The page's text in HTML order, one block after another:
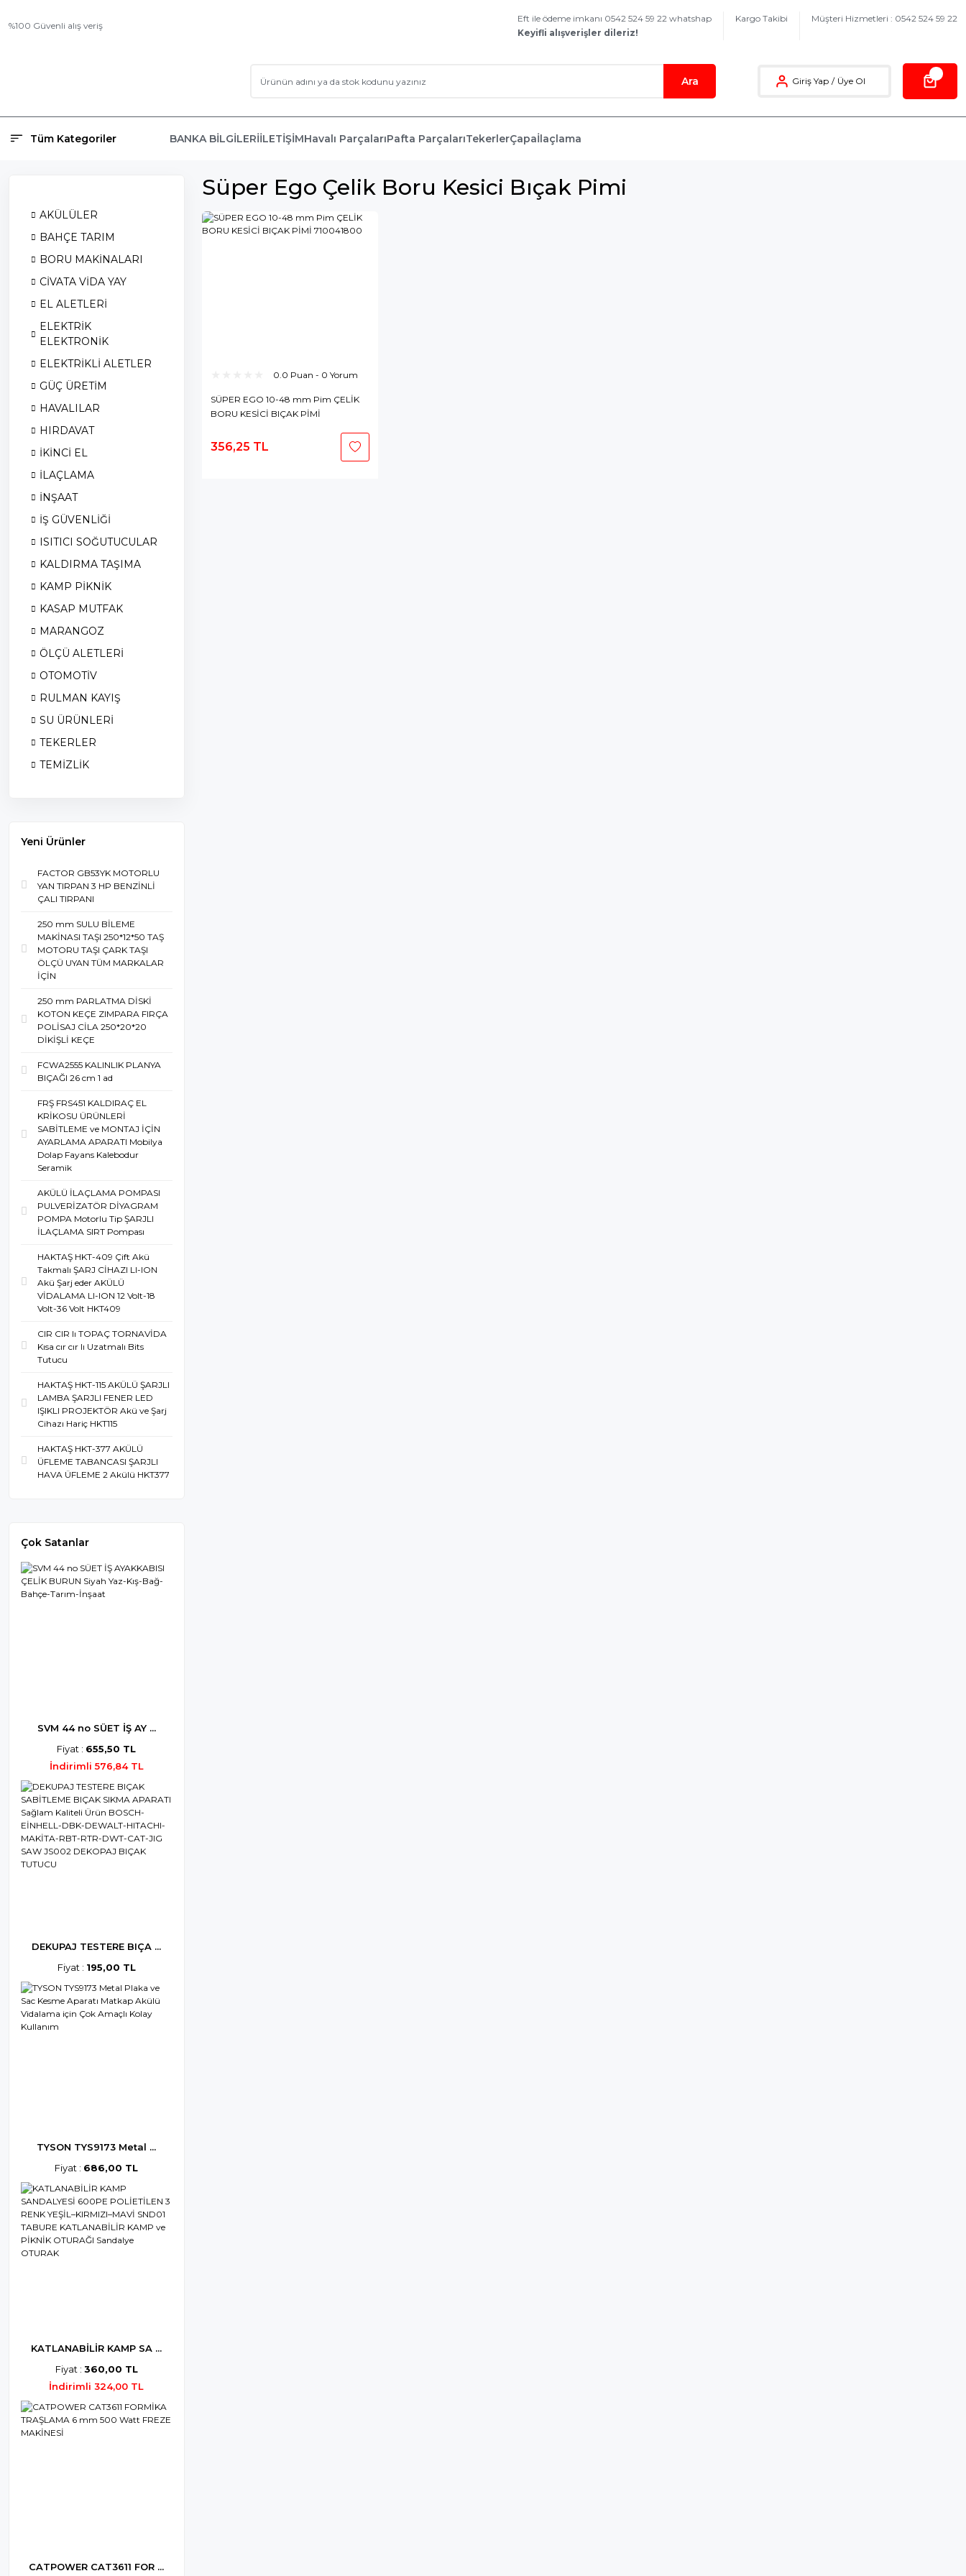
%100 Güvenli alış veriş
Eft ile ödeme imkanı 0542 524 59 22 whatshap
Keyifli alışverişler dileriz!
Kargo Takibi Müşteri Hizmetleri : 0542 524 59 22
Ara Giriş Yap / Üye Ol
Tüm Kategoriler BANKA BİLGİLERİİLETİŞİMHavalı ParçalarıPafta ParçalarıTekerlerÇapaİlaçlama
AKÜLÜLER
BAHÇE TARIM
BORU MAKİNALARI
CİVATA VİDA YAY
EL ALETLERİ
ELEKTRİK
ELEKTRONİK
ELEKTRİKLİ ALETLER
GÜÇ ÜRETİM
HAVALILAR
HIRDAVAT
İKİNCİ EL
İLAÇLAMA
İNŞAAT
İŞ GÜVENLİĞİ
ISITICI SOĞUTUCULAR
KALDIRMA TAŞIMA
KAMP PİKNİK
KASAP MUTFAK
MARANGOZ
ÖLÇÜ ALETLERİ
OTOMOTİV
RULMAN KAYIŞ
SU ÜRÜNLERİ
TEKERLER
TEMİZLİK
Yeni Ürünler
FACTOR GB53YK MOTORLU
YAN TIRPAN 3 HP BENZİNLİ
ÇALI TIRPANI
250 mm SULU BİLEME
MAKİNASI TAŞI 250*12*50 TAŞ
MOTORU TAŞI ÇARK TAŞI
ÖLÇÜ UYAN TÜM MARKALAR
İÇİN
250 mm PARLATMA DİSKİ
KOTON KEÇE ZIMPARA FIRÇA
POLİSAJ CİLA 250*20*20
DİKİŞLİ KEÇE
FCWA2555 KALINLIK PLANYA
BIÇAĞI 26 cm 1 ad
FRŞ FRS451 KALDIRAÇ EL
KRİKOSU ÜRÜNLERİ
SABİTLEME ve MONTAJ İÇİN
AYARLAMA APARATI Mobilya
Dolap Fayans Kalebodur
Seramik
AKÜLÜ İLAÇLAMA POMPASI
PULVERİZATÖR DİYAGRAM
POMPA Motorlu Tip ŞARJLI
İLAÇLAMA SIRT Pompası
HAKTAŞ HKT-409 Çift Akü
Takmalı ŞARJ CİHAZI LI-ION
Akü Şarj eder AKÜLÜ
VİDALAMA LI-ION 12 Volt-18
Volt-36 Volt HKT409
CIR CIR lı TOPAÇ TORNAVİDA
Kısa cır cır lı Uzatmalı Bits
Tutucu
HAKTAŞ HKT-115 AKÜLÜ ŞARJLI
LAMBA ŞARJLI FENER LED
IŞIKLI PROJEKTÖR Akü ve Şarj
Cihazı Hariç HKT115
HAKTAŞ HKT-377 AKÜLÜ
ÜFLEME TABANCASI ŞARJLI
HAVA ÜFLEME 2 Akülü HKT377
Çok Satanlar
SVM 44 no SÜET İŞ AY ...
Fiyat : 655,50 TL
İndirimli 576,84 TL
DEKUPAJ TESTERE BIÇA ...
Fiyat : 195,00 TL
TYSON TYS9173 Metal ...
Fiyat : 686,00 TL
KATLANABİLİR KAMP SA ...
Fiyat : 360,00 TL
İndirimli 324,00 TL
CATPOWER CAT3611 FOR ...
Süper Ego Çelik Boru Kesici Bıçak Pimi
0.0 Puan - 0 Yorum
SÜPER EGO 10-48 mm Pim ÇELİK
BORU KESİCİ BIÇAK PİMİ
356,25 TL